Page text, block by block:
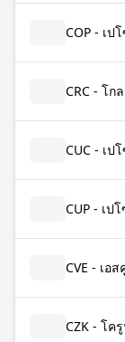
COP - เป
CRC - โก
CUC - เป
CUP - เป
CVE - เอ
CZK - โค